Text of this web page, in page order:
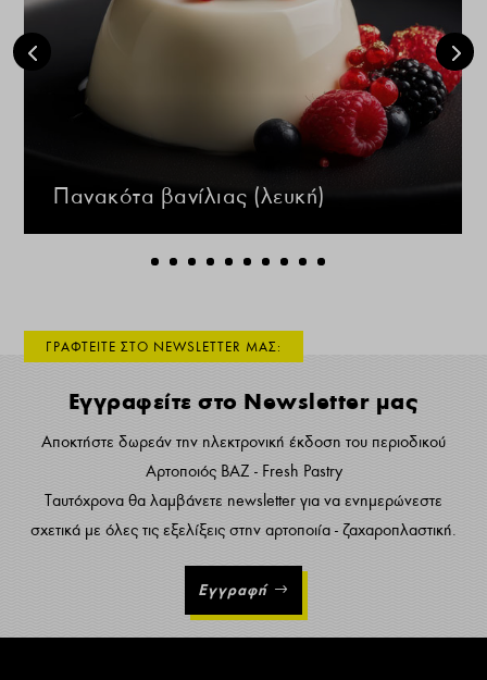
Πανακότα βανίλιας (λευκή)
ΓΡΑΦΤΕΙΤΕ ΣΤΟ NEWSLETTER ΜΑΣ:
Εγγραφείτε στο Newsletter μας
Αποκτήστε δωρεάν την ηλεκτρονική έκδοση του περιοδικού
Αρτοποιός ΒΑΖ - Fresh Pastry
Ταυτόχρονα θα λαμβάνετε newsletter για να ενημερώνεστε
σχετικά με όλες τις εξελίξεις στην αρτοποιία - ζαχαροπλαστική.
Εγγραφή